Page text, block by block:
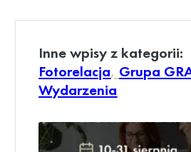
Inne wpisy z kategorii:
Fotorelacja, Grupa
Wydarzenia